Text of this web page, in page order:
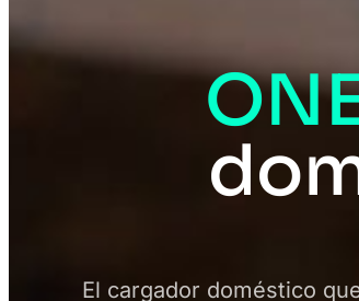
El cargador doméstico